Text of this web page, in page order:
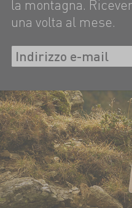
la montagna.
una volta al mese.